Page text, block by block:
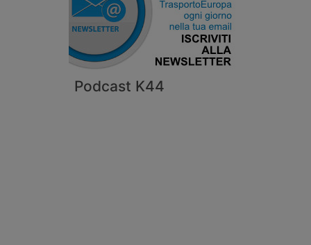
Podcast K44